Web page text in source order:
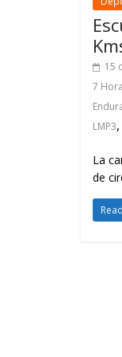
15
7
LMP3,
La
de